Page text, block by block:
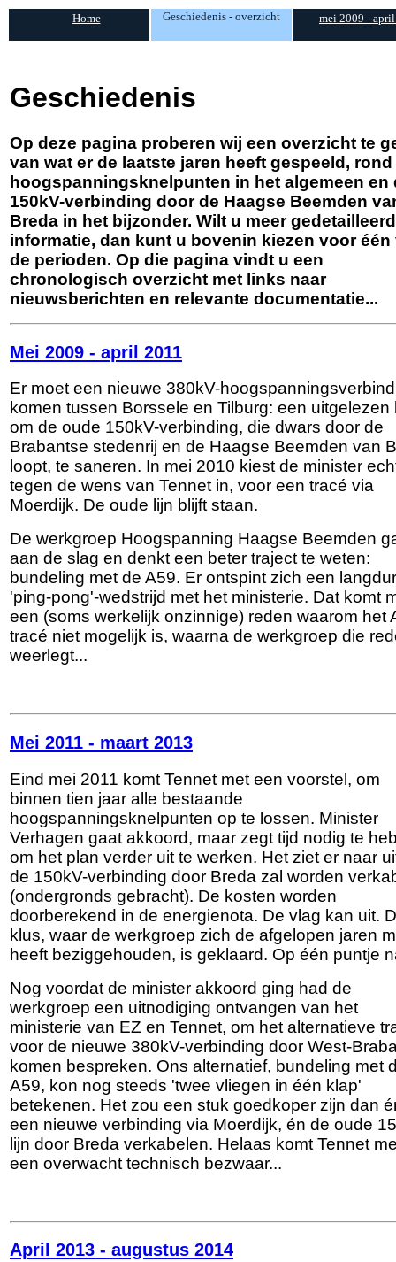
Home Geschiedenis - overzicht mei 2009 -
Geschiedenis
Op deze pagina proberen wij een overzicht te
van wat er de laatste jaren heeft gespeeld, rond
hoogspanningsknelpunten in het algemeen en
150kV-verbinding door de Haagse Beemden
Breda in het bijzonder. Wilt u meer
informatie, dan kunt u bovenin kiezen voor één
de perioden. Op die pagina vindt u een
chronologisch overzicht met links naar
nieuwsberichten en relevante documentatie...
Mei 2009 - april 2011
Er moet een nieuwe 380kV-
komen tussen Borssele en Tilburg: een uitgelezen
om de oude 150kV-verbinding, die dwars door de
Brabantse stedenrij en de Haagse Beemden van
loopt, te saneren. In mei 2010 kiest de minister
tegen de wens van Tennet in, voor een tracé via
Moerdijk. De oude lijn blijft staan.
De werkgroep Hoogspanning Haagse Beemden
aan de slag en denkt een beter traject te weten:
bundeling met de A59. Er ontspint zich een
'ping-pong'-wedstrijd met het ministerie. Dat komt
een (soms werkelijk onzinnige) reden waarom het
tracé niet mogelijk is, waarna de werkgroep die
weerlegt...
Mei 2011 - maart 2013
Eind mei 2011 komt Tennet met een voorstel, om
binnen tien jaar alle bestaande
hoogspanningsknelpunten op te lossen. Minister
Verhagen gaat akkoord, maar zegt tijd nodig te
om het plan verder uit te werken. Het ziet er naar
de 150kV-verbinding door Breda zal worden
(ondergronds gebracht). De kosten worden
doorberekend in de energienota. De vlag kan uit.
klus, waar de werkgroep zich de afgelopen jaren
heeft beziggehouden, is geklaard. Op één puntje
Nog voordat de minister akkoord ging had de
werkgroep een uitnodiging ontvangen van het
ministerie van EZ en Tennet, om het alternatieve
voor de nieuwe 380kV-verbinding door West-
komen bespreken. Ons alternatief, bundeling met
A59, kon nog steeds 'twee vliegen in één klap'
betekenen. Het zou een stuk goedkoper zijn dan
een nieuwe verbinding via Moerdijk, én de oude
lijn door Breda verkabelen. Helaas komt Tennet
een overwacht technisch bezwaar...
April 2013 - augustus 2014